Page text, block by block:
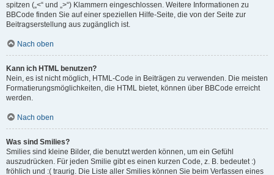
spitzen („<“ und „>“) Klammern eingeschlossen. Weitere Informationen zu
BBCode finden Sie auf einer speziellen Hilfe-Seite, die von der Seite zur
Beitragserstellung aus zugänglich ist.
Nach oben
Kann ich HTML benutzen?
Nein, es ist nicht möglich, HTML-Code in Beiträgen zu verwenden. Die meisten
Formatierungsmöglichkeiten, die HTML bietet, können über BBCode erreicht
werden.
Nach oben
Was sind Smilies?
Smilies sind kleine Bilder, die benutzt werden können, um ein Gefühl
auszudrücken. Für jeden Smilie gibt es einen kurzen Code, z. B. bedeutet :)
fröhlich und :( traurig. Die Liste aller Smilies können Sie beim Verfassen eines